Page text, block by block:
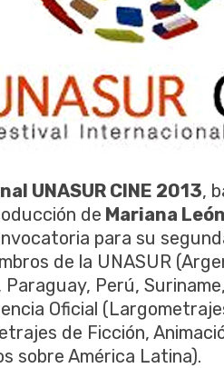
UNASUR CINE 2013,
de Mariana
para su
de la UNASUR
Paraguay, Perú,
Oficial
de Ficción,
sobre América Latina).